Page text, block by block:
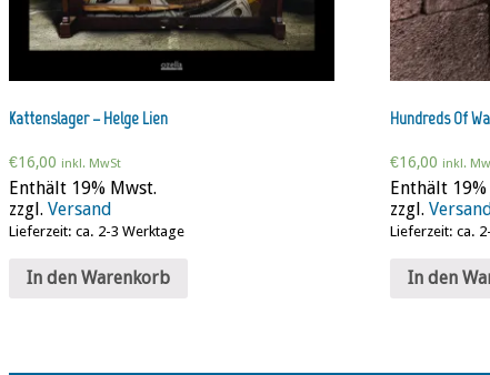
Kattenslager – Helge Lien
€16,00 inkl. MwSt
Enthält 19% Mwst.
zzgl. Versand
Lieferzeit: ca. 2-3 Werktage
In den Warenkorb
Hundreds Of
€16,00 inkl.
Enthält
zzgl.Versand
Lieferzeit: ca.
In den